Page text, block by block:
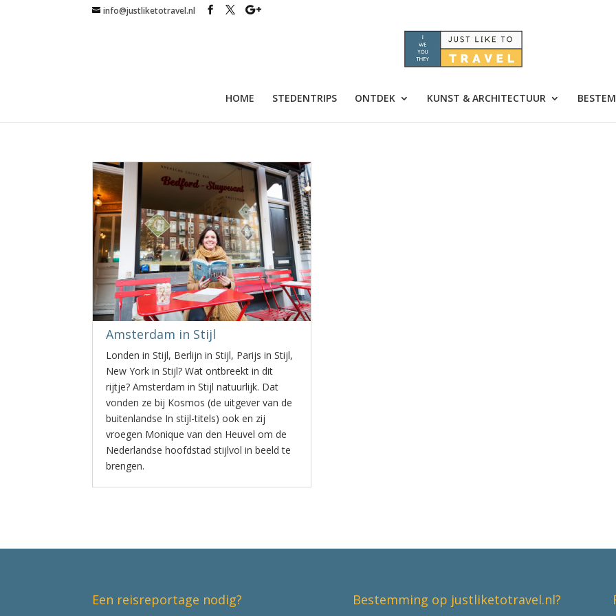
info@justliketotravel.nl
HOME STEDENTRIPS ONTDEK KUNST & ARCHITECTUUR
Amsterdam in Stijl
Londen in Stijl, Berlijn in Stijl, Parijs in Stijl,
New York in Stijl? Wat ontbreekt in dit
rijtje? Amsterdam in Stijl natuurlijk. Dat
vonden ze bij Kosmos (de uitgever van de
buitenlandse In stijl-titels) ook en zij
vroegen Monique van den Heuvel om de
Nederlandse hoofdstad stijlvol in beeld te
brengen.
Een reisreportage nodig? Bestemming op justliketotravel.nl?